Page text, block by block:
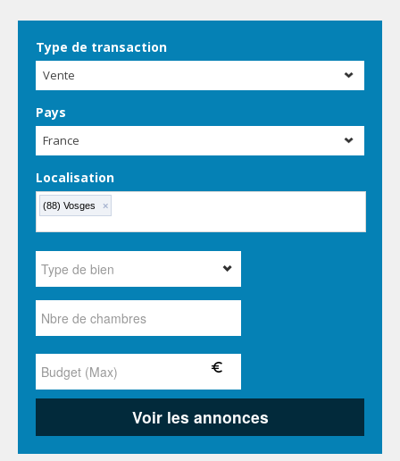
Type de transaction
Vente
Pays
France
Localisation
(88) Vosges ×